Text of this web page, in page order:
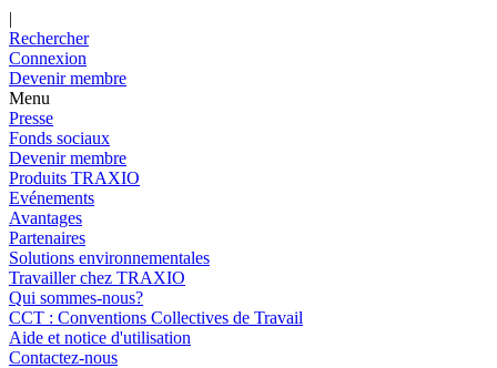
|
Rechercher
Connexion
Devenir membre
Menu
Presse
Fonds sociaux
Devenir membre
Produits TRAXIO
Evénements
Avantages
Partenaires
Solutions environnementales
Travailler chez TRAXIO
Qui sommes-nous?
CCT : Conventions Collectives de Travail
Aide et notice d'utilisation
Contactez-nous